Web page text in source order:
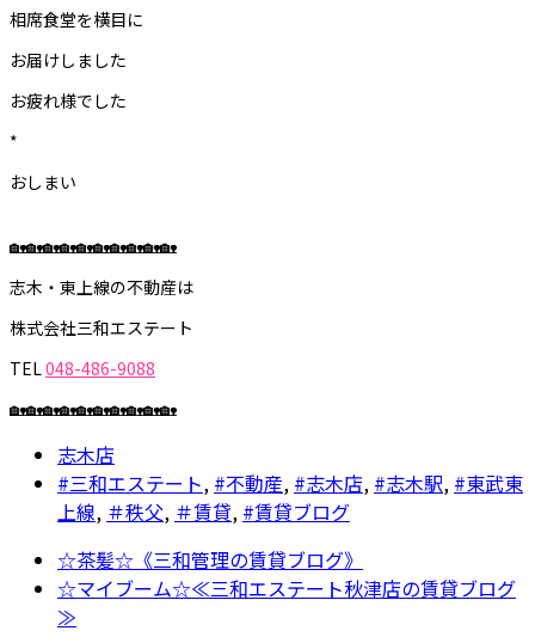
相席食堂を横目に
お届けしました
お疲れ様でした
*
おしまい
🏡🏡🏡🏡🏡🏡🏡🏡🏡🏡
志木・東上線の不動産は
株式会社三和エステート
TEL048-486-9088
🏡🏡🏡🏡🏡🏡🏡🏡🏡🏡
志木店
#三和エステート, #不動産, #志木店, #志木駅, #東武東
上線, ＃秩父, ＃賃貸, #賃貸ブログ
☆茶髪☆《三和管理の賃貸ブログ》
☆マイブーム☆≪三和エステート秋津店の賃貸ブログ
≫